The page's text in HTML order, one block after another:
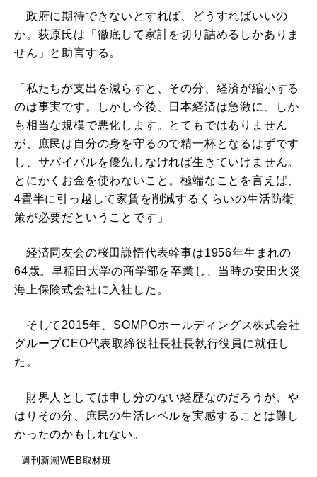
政府に期待できないとすれば、どうすればいいの
か。荻原氏は「徹底して家計を切り詰めるしかありま
せん」と助言する。
「私たちが支出を減らすと、その分、経済が縮小する
のは事実です。しかし今後、日本経済は急激に、しか
も相当な規模で悪化します。とてもではありません
が、庶民は自分の身を守るので精一杯となるはずです
し、サバイバルを優先しなければ生きていけません。
とにかくお金を使わないこと。極端なことを言えば、
4畳半に引っ越して家賃を削減するくらいの生活防衛
策が必要だということです」
経済同友会の桜田謙悟代表幹事は1956年生まれの
64歳。早稲田大学の商学部を卒業し、当時の安田火災
海上保険式会社に入社した。
そして2015年、SOMPOホールディングス株式会社
グループCEO代表取締役社長社長執行役員に就任し
た。
財界人としては申し分のない経歴なのだろうが、や
はりその分、庶民の生活レベルを実感することは難し
かったのかもしれない。
週刊新潮WEB取材班